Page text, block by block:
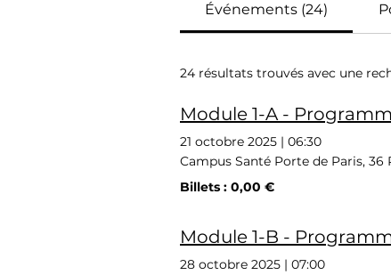
Événements (24)
24 résultats trouvés avec une
Module 1-A -
21 octobre 2025 | 06:30
Campus Santé Porte de Paris, 36
Billets : 0,00 €
Module 1-B -
28 octobre 2025 | 07:00